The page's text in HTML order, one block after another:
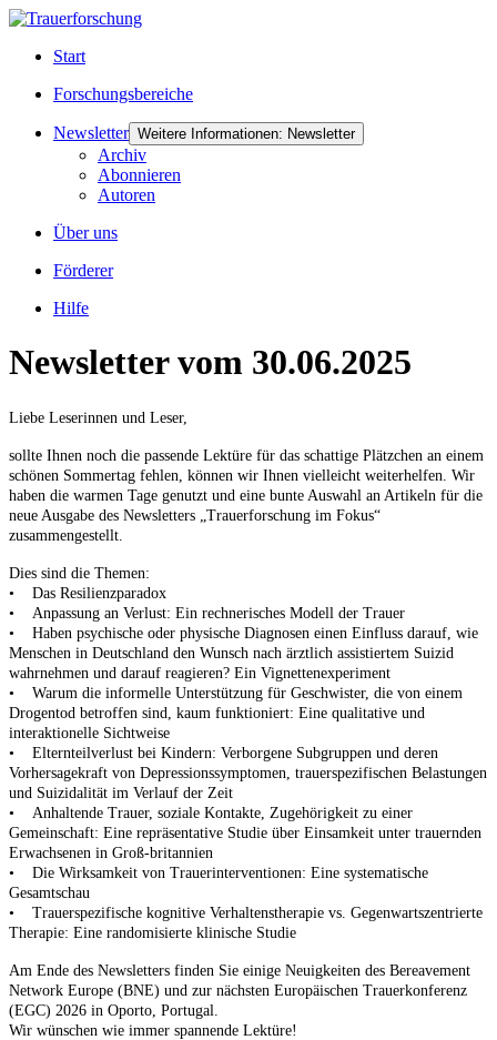
Start
Forschungsbereiche
Newsletter Weitere Informationen: Newsletter
Archiv
Abonnieren
Autoren
Über uns
Förderer
Hilfe
Newsletter vom 30.06.2025
Liebe Leserinnen und Leser,
sollte Ihnen noch die passende Lektüre für das schattige Plätzchen an einem
schönen Sommertag fehlen, können wir Ihnen vielleicht weiterhelfen. Wir
haben die warmen Tage genutzt und eine bunte Auswahl an Artikeln für die
neue Ausgabe des Newsletters „Trauerforschung im Fokus“
zusammengestellt.
Dies sind die Themen:
• Das Resilienzparadox
• Anpassung an Verlust: Ein rechnerisches Modell der Trauer
• Haben psychische oder physische Diagnosen einen Einfluss darauf, wie
Menschen in Deutschland den Wunsch nach ärztlich assistiertem Suizid
wahrnehmen und darauf reagieren? Ein Vignettenexperiment
• Warum die informelle Unterstützung für Geschwister, die von einem
Drogentod betroffen sind, kaum funktioniert: Eine qualitative und
interaktionelle Sichtweise
• Elternteilverlust bei Kindern: Verborgene Subgruppen und deren
Vorhersagekraft von Depressionssymptomen, trauerspezifischen Belastungen
und Suizidalität im Verlauf der Zeit
• Anhaltende Trauer, soziale Kontakte, Zugehörigkeit zu einer
Gemeinschaft: Eine repräsentative Studie über Einsamkeit unter trauernden
Erwachsenen in Groß-britannien
• Die Wirksamkeit von Trauerinterventionen: Eine systematische
Gesamtschau
• Trauerspezifische kognitive Verhaltenstherapie vs. Gegenwartszentrierte
Therapie: Eine randomisierte klinische Studie
Am Ende des Newsletters finden Sie einige Neuigkeiten des Bereavement
Network Europe (BNE) und zur nächsten Europäischen Trauerkonferenz
(EGC) 2026 in Oporto, Portugal.
Wir wünschen wie immer spannende Lektüre!